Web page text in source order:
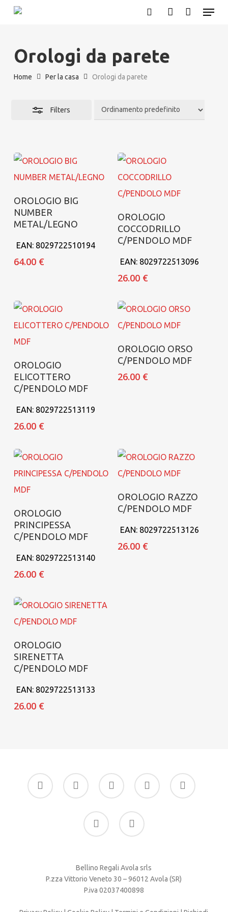
Skip
content
Menu
Orologi da parete
Home Per la casa Orologi da parete
Filters
Aggiungi al carrello
OROLOGIO BIG
NUMBER
METAL/LEGNO
EAN: 8029722510194
64.00 €
Aggiungi al carrello
OROLOGIO
COCCODRILLO
C/PENDOLO MDF
EAN: 8029722513096
26.00 €
Aggiungi al carrello
OROLOGIO
ELICOTTERO
C/PENDOLO MDF
EAN: 8029722513119
26.00 €
Aggiungi al carrello
OROLOGIO ORSO
C/PENDOLO MDF
26.00 €
Aggiungi al carrello
OROLOGIO
PRINCIPESSA
C/PENDOLO MDF
EAN: 8029722513140
26.00 €
Aggiungi al carrello
OROLOGIO RAZZO
C/PENDOLO MDF
EAN: 8029722513126
26.00 €
Aggiungi al carrello
OROLOGIO
SIRENETTA
C/PENDOLO MDF
EAN: 8029722513133
26.00 €
facebook
google-
plus
instagram whatsapp tiktok
phone email
Bellino Regali Avola srls
P.zza Vittorio Veneto 30 – 96012 Avola (SR)
P.iva 02037400898